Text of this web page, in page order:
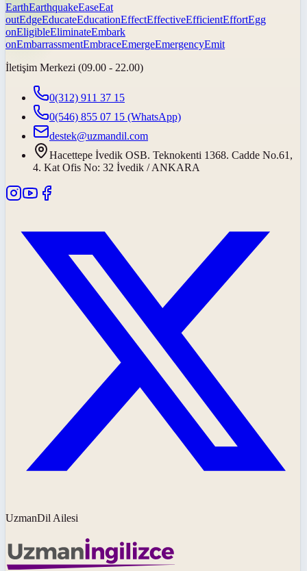
EarthEarthquakeEaseEat
outEdgeEducateEducationEffectEffectiveEfficientEffortEgg
onEligibleEliminateEmbark
onEmbarrassmentEmbraceEmergeEmergencyEmit
İletişim Merkezi (09.00 - 22.00)
0(312) 911 37 15
0(546) 855 07 15 (WhatsApp)
destek@uzmandil.com
Hacettepe İvedik OSB. Teknokenti 1368. Cadde No.61,
4. Kat Ofis No: 32 İvedik / ANKARA
UzmanDil Ailesi